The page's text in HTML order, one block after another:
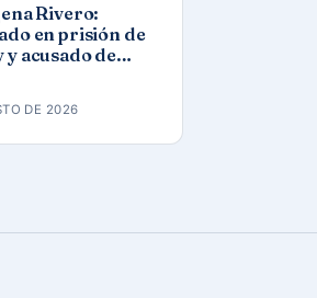
Rivero:
en prisión de
y acusado de
DE 2026